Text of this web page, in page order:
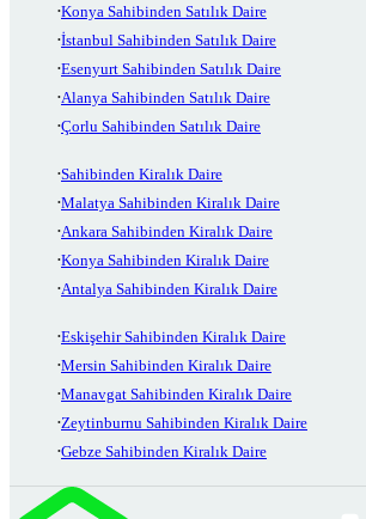
Konya Sahibinden Satılık Daire
İstanbul Sahibinden Satılık Daire
Esenyurt Sahibinden Satılık Daire
Alanya Sahibinden Satılık Daire
Çorlu Sahibinden Satılık Daire
Sahibinden Kiralık Daire
Malatya Sahibinden Kiralık Daire
Ankara Sahibinden Kiralık Daire
Konya Sahibinden Kiralık Daire
Antalya Sahibinden Kiralık Daire
Eskişehir Sahibinden Kiralık Daire
Mersin Sahibinden Kiralık Daire
Manavgat Sahibinden Kiralık Daire
Zeytinburnu Sahibinden Kiralık Daire
Gebze Sahibinden Kiralık Daire